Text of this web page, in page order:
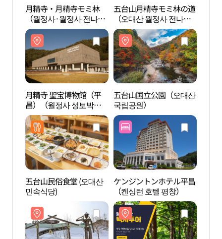
月精寺・月精寺モミ林
（월정사·월정사 전나무
숲）
五台山月精寺モミ林の道
（오대산 월정사 전나무
숲길）
月精寺 聖宝博物館（平
昌）（월정사 성보박물
관（평창））
五台山国立公園（오대산
국립공원）
五台山民俗食堂 (오대산
민속식당)
ケンジントンホテル平昌
（켄싱턴 호텔 평창）